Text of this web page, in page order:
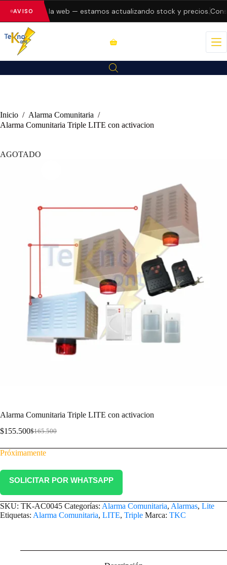
AVISO
errores en la web — estamos actualizando stock y precios.
Inicio / Alarma Comunitaria /
Alarma Comunitaria Triple LITE con activacion
AGOTADO
Alarma Comunitaria Triple LITE con activacion
$165.500
$155.500
Próximamente
SOLICITAR POR WHATSAPP
SKU: TK-AC0045 Categorías: Alarma Comunitaria, Alarmas, Lite
Etiquetas: Alarma Comunitaria, LITE, Triple Marca: TKC